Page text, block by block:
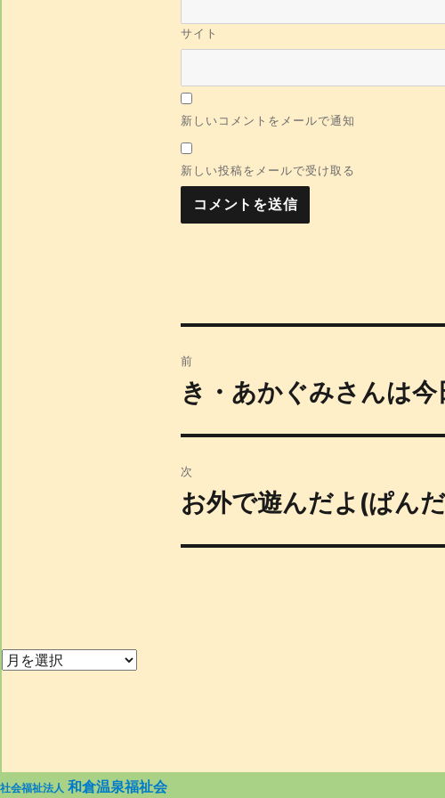
サイト
新しいコメントをメールで通知
新しい投稿をメールで受け取る
投
稿
ナ
ビ
シ
前
前
投
稿:
き・あかぐみさんは
次
次
投
お外で遊んだよ(ぱん
社会福祉法人 和倉温泉福祉会